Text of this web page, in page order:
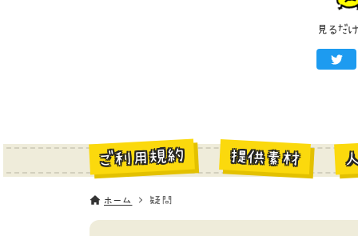
見るだ
ご利用規約 提供素材
ホーム 疑問